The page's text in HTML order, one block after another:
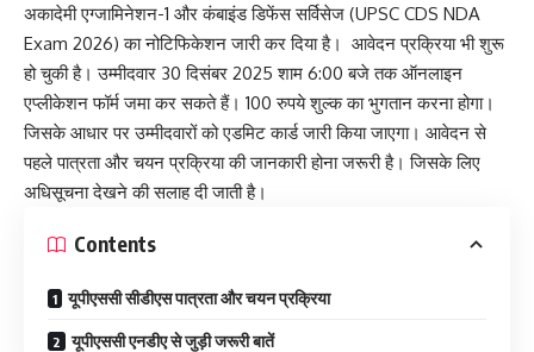
अकादेमी एग्जामिनेशन-1 और कंबाइंड डिफेंस सर्विसेज (UPSC CDS NDA
Exam 2026) का नोटिफिकेशन जारी कर दिया है। आवेदन प्रक्रिया भी शुरू
हो चुकी है। उम्मीदवार 30 दिसंबर 2025 शाम 6:00 बजे तक ऑनलाइन
एप्लीकेशन फॉर्म जमा कर सकते हैं। 100 रुपये शुल्क का भुगतान करना होगा।
जिसके आधार पर उम्मीदवारों को एडमिट कार्ड जारी किया जाएगा। आवेदन से
पहले पात्रता और चयन प्रक्रिया की जानकारी होना जरूरी है। जिसके लिए
अधिसूचना देखने की सलाह दी जाती है।
Contents
यूपीएससी सीडीएस पात्रता और चयन प्रक्रिया
यूपीएससी एनडीए से जुड़ी जरूरी बातें